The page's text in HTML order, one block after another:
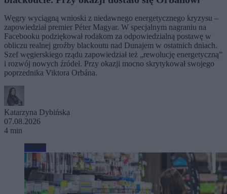
Węgry wyciągną wnioski z niedawnego energetycznego kryzysu –
zapowiedział premier Péter Magyar. W specjalnym nagraniu na
Facebooku podziękował rodakom za odpowiedzialną postawę w
obliczu realnej groźby blackoutu nad Dunajem w ostatnich dniach.
Szef węgierskiego rządu zapowiedział też „rewolucję energetyczną”
i rozwój nowych źródeł. Przy okazji mocno skrytykował swojego
poprzednika Viktora Orbána.
Katarzyna Dybińska
07.08.2026
4 min
Biznes